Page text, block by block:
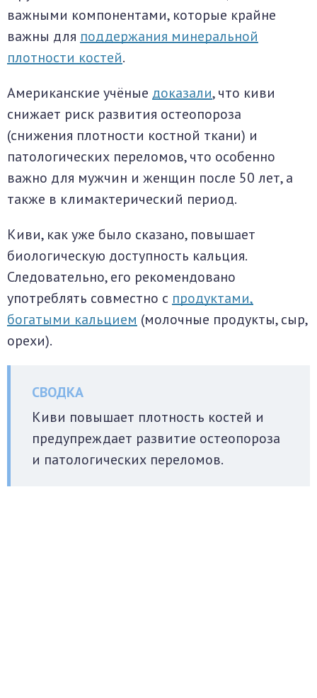
важными компонентами, которые крайне
важны для поддержания минеральной
плотности костей.
Американские учёные доказали, что киви
снижает риск развития остеопороза
(снижения плотности костной ткани) и
патологических переломов, что особенно
важно для мужчин и женщин после 50 лет, а
также в климактерический период.
Киви, как уже было сказано, повышает
биологическую доступность кальция.
Следовательно, его рекомендовано
употреблять совместно с продуктами,
богатыми кальцием (молочные продукты, сыр,
орехи).
Киви повышает плотность костей и
предупреждает развитие остеопороза
и патологических переломов.